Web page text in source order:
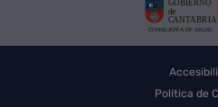
Política de